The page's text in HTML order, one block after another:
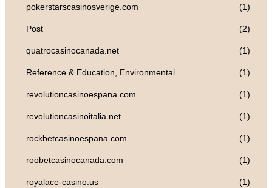
pokerstarscasinosverige.com (1)
Post (2)
quatrocasinocanada.net (1)
Reference & Education, Environmental (1)
revolutioncasinoespana.com (1)
revolutioncasinoitalia.net (1)
rockbetcasinoespana.com (1)
roobetcasinocanada.com (1)
royalace-casino.us (1)